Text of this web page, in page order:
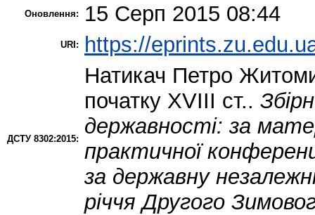
Оновлення: 15 Серп 2015 08:44
URI: https://
ДСТУ 8302:2015:
Натикач Петро
початку ХVІІІ ст..
державності: за
практичної
за державну
річчя Другого